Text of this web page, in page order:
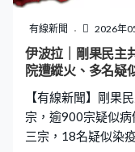
有線新聞 2026年
伊波拉｜剛果民
院遭縱火、多名疑
【有線新聞】剛果
宗，逾900宗疑似
三宗，18名疑似染